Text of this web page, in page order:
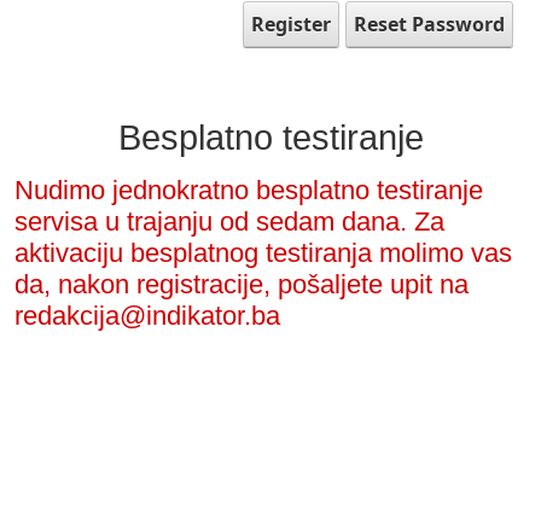
Register Reset Password
Besplatno testiranje
Nudimo jednokratno besplatno testiranje
servisa u trajanju od sedam dana. Za
aktivaciju besplatnog testiranja molimo vas
da, nakon registracije, pošaljete upit na
redakcija@indikator.ba